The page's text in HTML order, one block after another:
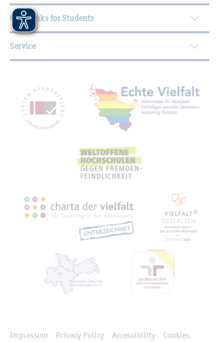
Quicklinks for Students
Service
Mitgliedschaften,
Impressum Privacy Policy Accessibility Cookies